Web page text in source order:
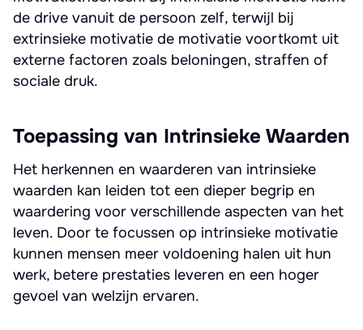
de drive vanuit de persoon zelf, terwijl bij
extrinsieke motivatie de motivatie voortkomt uit
externe factoren zoals beloningen, straffen of
sociale druk.
Toepassing van Intrinsieke Waarden
Het herkennen en waarderen van intrinsieke
waarden kan leiden tot een dieper begrip en
waardering voor verschillende aspecten van het
leven. Door te focussen op intrinsieke motivatie
kunnen mensen meer voldoening halen uit hun
werk, betere prestaties leveren en een hoger
gevoel van welzijn ervaren.